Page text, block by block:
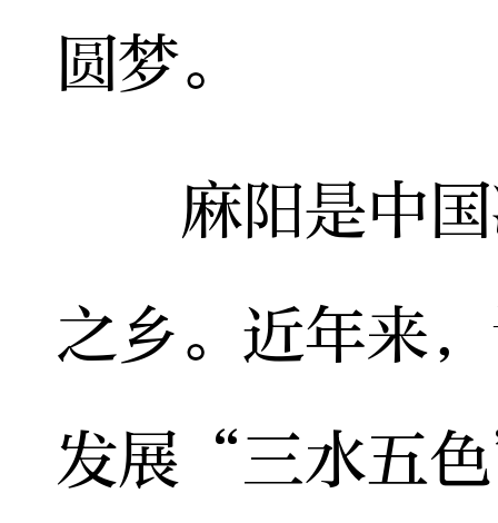
圆梦。
麻阳是中国
之乡。近年来
发展“三水五